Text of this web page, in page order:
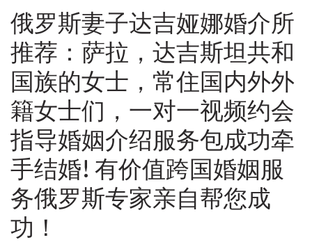
俄罗斯妻子达吉娅娜婚介所
推荐：萨拉，达吉斯坦共和
国族的女士，常住国内外外
籍女士们，一对一视频约会
指导婚姻介绍服务包成功牵
手结婚! 有价值跨国婚姻服
务俄罗斯专家亲自帮您成
功！